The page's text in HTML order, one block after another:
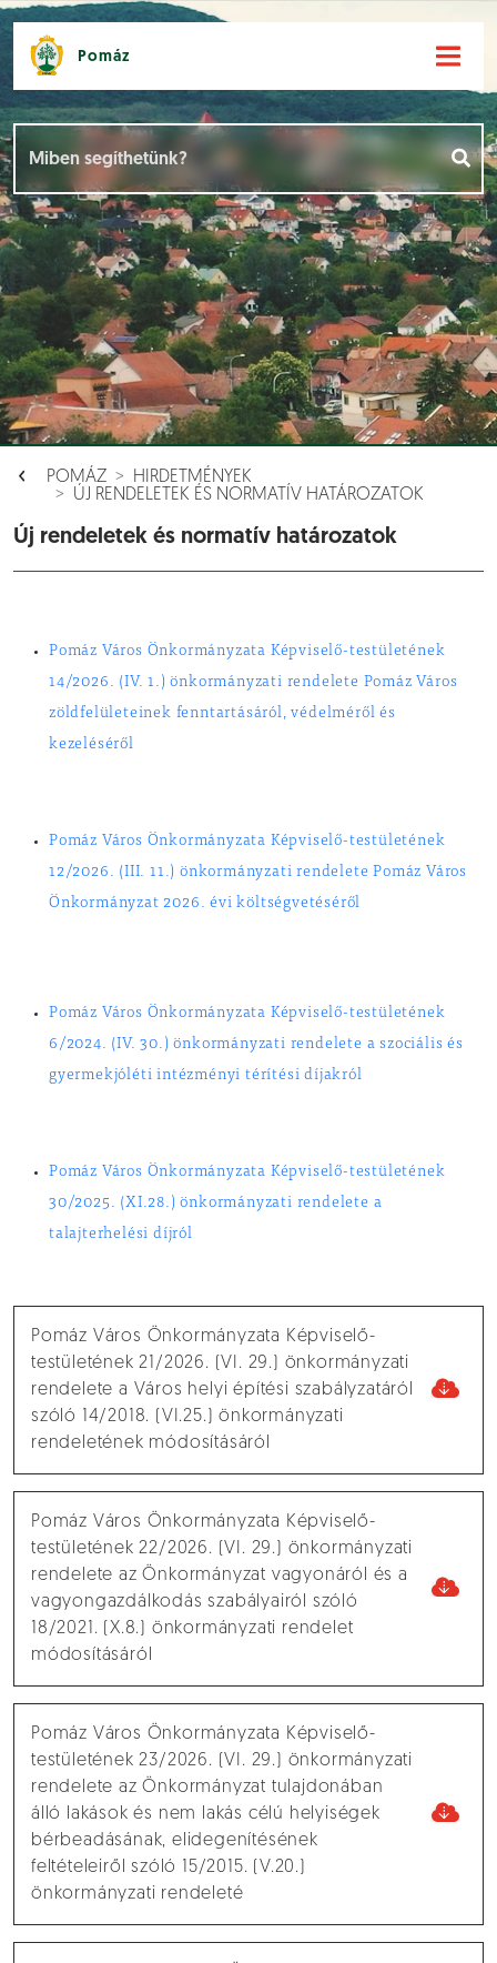
Pomáz
POMÁZ
HIRDETMÉNYEK
ÚJ RENDELETEK ÉS NORMATÍV HATÁROZATOK
Új rendeletek és normatív határozatok
Pomáz Város Önkormányzata Képviselő-testületének
14/2026. (IV. 1.) önkormányzati rendelete Pomáz Város
zöldfelületeinek fenntartásáról, védelméről és
kezeléséről
Pomáz Város Önkormányzata Képviselő-testületének
12/2026. (III. 11.) önkormányzati rendelete Pomáz Város
Önkormányzat 2026. évi költségvetéséről
Pomáz Város Önkormányzata Képviselő-testületének
6/2024. (IV. 30.) önkormányzati rendelete a szociális és
gyermekjóléti intézményi térítési díjakról
Pomáz Város Önkormányzata Képviselő-testületének
30/2025. (XI.28.) önkormányzati rendelete a
talajterhelési díjról
Pomáz Város Önkormányzata Képviselő-
testületének 21/2026. (VI. 29.) önkormányzati
rendelete a Város helyi építési szabályzatáról
szóló 14/2018. (VI.25.) önkormányzati
rendeletének módosításáról
Pomáz Város Önkormányzata Képviselő-
testületének 22/2026. (VI. 29.) önkormányzati
rendelete az Önkormányzat vagyonáról és a
vagyongazdálkodás szabályairól szóló
18/2021. (X.8.) önkormányzati rendelet
módosításáról
Pomáz Város Önkormányzata Képviselő-
testületének 23/2026. (VI. 29.) önkormányzati
rendelete az Önkormányzat tulajdonában
álló lakások és nem lakás célú helyiségek
bérbeadásának, elidegenítésének
feltételeiről szóló 15/2015. (V.20.)
önkormányzati rendeleté
Események []
Dokumentumok [ ]
Aloldalak []